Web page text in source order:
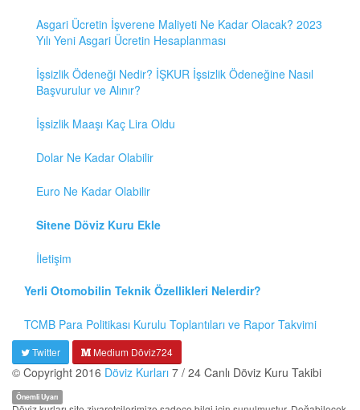
Asgari Ücretin İşverene Maliyeti Ne Kadar Olacak? 2023
Yılı Yeni Asgari Ücretin Hesaplanması
İşsizlik Ödeneği Nedir? İŞKUR İşsizlik Ödeneğine Nasıl
Başvurulur ve Alınır?
İşsizlik Maaşı Kaç Lira Oldu
Dolar Ne Kadar Olabilir
Euro Ne Kadar Olabilir
Sitene Döviz Kuru Ekle
İletişim
Yerli Otomobilin Teknik Özellikleri Nelerdir?
TCMB Para Politikası Kurulu Toplantıları ve Rapor Takvimi
Twitter Medium Döviz724
© Copyright 2016 Döviz Kurları 7 / 24 Canlı Döviz Kuru Takibi
Önemli Uyarı